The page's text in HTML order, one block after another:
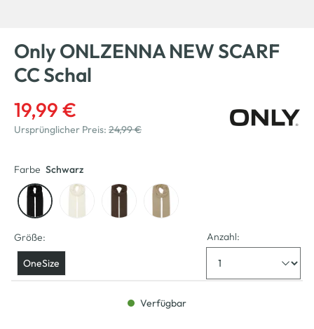
Only ONLZENNA NEW SCARF
CC Schal
19,99 €
Ursprünglicher Preis: 24,99 €
Farbe Schwarz
Größe:
OneSize
Anzahl:
Verfügbar